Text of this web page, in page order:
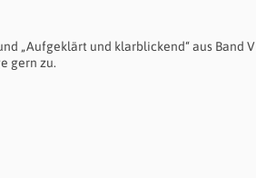
„Aufgeklärt und klarblickend“ aus Band V
gern zu.